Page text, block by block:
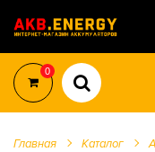
0
Главная Каталог